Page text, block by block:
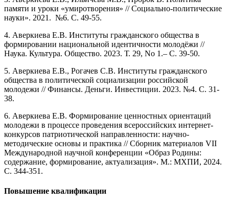
памяти и уроки «умиротворения» // Социально-политические
науки». 2021. №6. С. 49-55.
4. Аверкиева Е.В. Институты гражданского общества в
формировании национальной идентичности молодёжи //
Наука. Культура. Общество. 2023. Т. 29, No 1.– С. 39-50.
5. Аверкиева Е.В., Рогачев С.В. Институты гражданского
общества в политической социализации российской
молодежи // Финансы. Деньги. Инвестиции. 2023. №4. С. 31-
38.
6. Аверкиева Е.В. Формирование ценностных ориентаций
молодежи в процессе проведения всероссийских интернет-
конкурсов патриотической направленности: научно-
методические основы и практика // Сборник материалов VII
Международной научной конференции «Образ Родины:
содержание, формирование, актуализация». М.: МХПИ, 2024.
С. 344-351.
Повышение квалификации